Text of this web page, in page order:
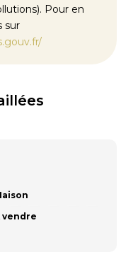
Pour en
sur
vendre